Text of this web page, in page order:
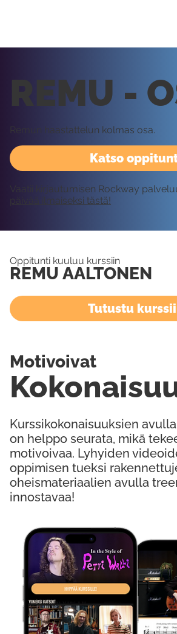
Kokeile
Katso
REMU -
Remun haastattelun kolmas osa.
Vaatii kirjautumisen Rockway
päivää ilmaiseksi tästä!
Oppitunti kuuluu kurssiin
REMU AALTONEN
Tutustu
Kurssikokonaisuuksien
on helppo seurata, mikä
motivoivaa. Lyhyiden
oppimisen tueksi
oheismateriaalien avulla
innostavaa!
Motivoivat